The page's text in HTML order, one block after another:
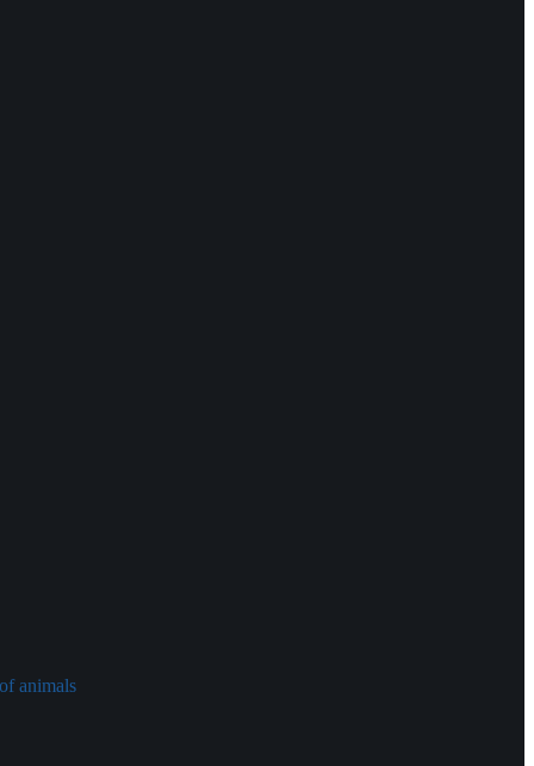
animals